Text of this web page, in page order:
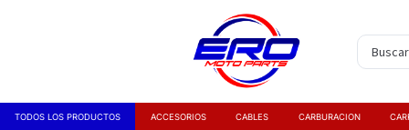
TODOS LOS PRODUCTOS ACCESORIOS CABLES CARBURACION